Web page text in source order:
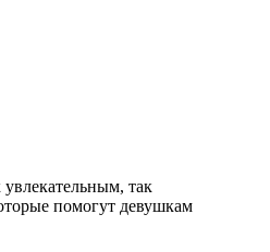
так
помогут девушкам